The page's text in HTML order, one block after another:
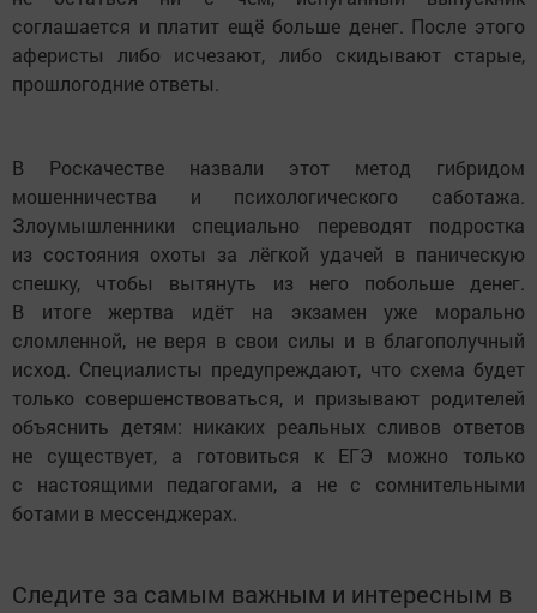
соглашается и платит ещё больше денег. После этого
аферисты либо исчезают, либо скидывают старые,
прошлогодние ответы.
В Роскачестве назвали этот метод гибридом
мошенничества и психологического саботажа.
Злоумышленники специально переводят подростка
из состояния охоты за лёгкой удачей в паническую
спешку, чтобы вытянуть из него побольше денег.
В итоге жертва идёт на экзамен уже морально
сломленной, не веря в свои силы и в благополучный
исход. Специалисты предупреждают, что схема будет
только совершенствоваться, и призывают родителей
объяснить детям: никаких реальных сливов ответов
не существует, а готовиться к ЕГЭ можно только
с настоящими педагогами, а не с сомнительными
ботами в мессенджерах.
Следите за самым важным и интересным в